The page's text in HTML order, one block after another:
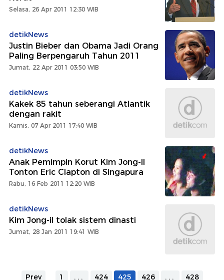
Selasa, 26 Apr 2011 12:30 WIB
detikNews
Justin Bieber dan Obama Jadi Orang
Paling Berpengaruh Tahun 2011
Jumat, 22 Apr 2011 03:50 WIB
detikNews
Kakek 85 tahun seberangi Atlantik
dengan rakit
Kamis, 07 Apr 2011 17:40 WIB
detikNews
Anak Pemimpin Korut Kim Jong-Il
Tonton Eric Clapton di Singapura
Rabu, 16 Feb 2011 12:20 WIB
detikNews
Kim Jong-il tolak sistem dinasti
Jumat, 28 Jan 2011 19:41 WIB
Prev 1 ... 424 425 426 ... 428